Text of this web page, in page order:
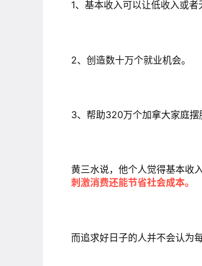
1、基本收入可以让低收入或
2、创造数十万个就业机会。
3、帮助320万个加拿大家庭摆
黄三水说，他个人觉得基本收
刺激消费还能节省社会成本。
而追求好日子的人并不会认为